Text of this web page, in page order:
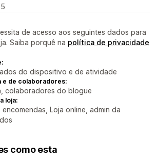
de acesso aos seguintes dados para
Saiba porquê na política de privacidade
do dispositivo e de atividade
e de colaboradores:
colaboradores do blogue
loja:
Loja online, admin da
como esta